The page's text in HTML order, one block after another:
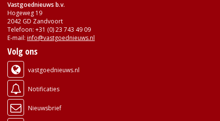
Vastgoednieuws b.v.
Hogeweg 19
2042 GD Zandvoort
Telefoon: +31 (0) 23 743 49 09
E-mail: info@vastgoednieuws.nl
Volg ons
vastgoednieuws.nl
Notificaties
Nieuwsbrief